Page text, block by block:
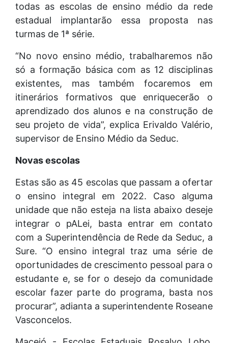
todas as escolas de ensino médio da rede
estadual implantarão essa proposta nas
turmas de 1ª série.
“No novo ensino médio, trabalharemos não
só a formação básica com as 12 disciplinas
existentes, mas também focaremos em
itinerários formativos que enriquecerão o
aprendizado dos alunos e na construção de
seu projeto de vida”, explica Erivaldo Valério,
supervisor de Ensino Médio da Seduc.
Novas escolas
Estas são as 45 escolas que passam a ofertar
o ensino integral em 2022. Caso alguma
unidade que não esteja na lista abaixo deseje
integrar o pALei, basta entrar em contato
com a Superintendência de Rede da Seduc, a
Sure. “O ensino integral traz uma série de
oportunidades de crescimento pessoal para o
estudante e, se for o desejo da comunidade
escolar fazer parte do programa, basta nos
procurar”, adianta a superintendente Roseane
Vasconcelos.